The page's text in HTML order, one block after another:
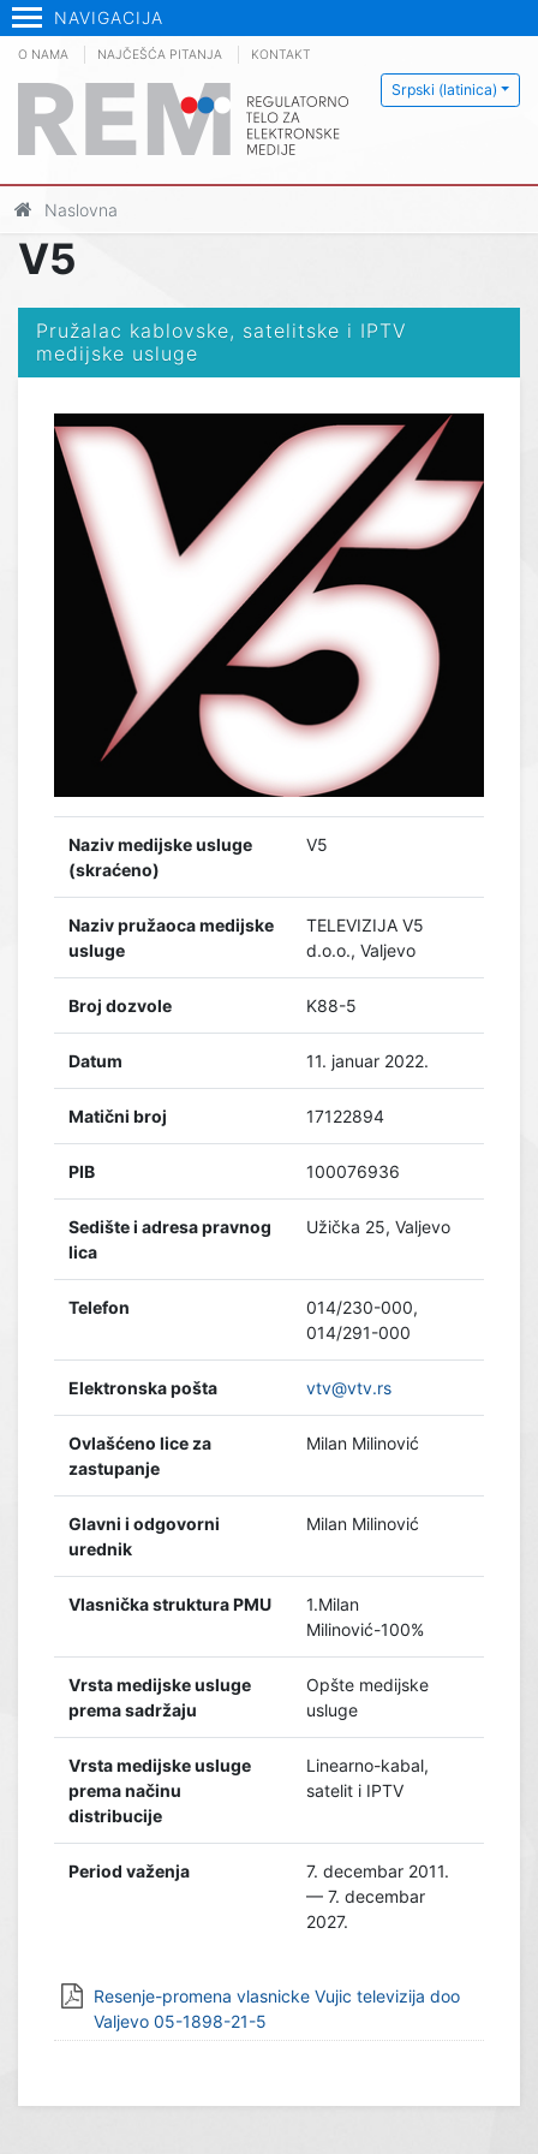
NAVIGACIJA
Srpski (latinica)
O NAMA NAJČEŠĆA PITANJA KONTAKT
Naslovna
V5
Pružalac kablovske, satelitske i IPTV
medijske usluge
Naziv medijske usluge
(skraćeno)
V5
Naziv pružaoca medijske
usluge
TELEVIZIJA V5
d.o.o., Valjevo
Broj dozvole K88-5
Datum 11. januar 2022.
Matični broj 17122894
PIB 100076936
Sedište i adresa pravnog
lica
Užička 25, Valjevo
Telefon
014/230-000,
014/291-000
Elektronska pošta vtv@vtv.rs
Ovlašćeno lice za
zastupanje
Milan Milinović
Glavni i odgovorni
urednik
Milan Milinović
Vlasnička struktura PMU
1.Milan
Milinović-100%
Vrsta medijske usluge
prema sadržaju
Opšte medijske
usluge
Vrsta medijske usluge
prema načinu
distribucije
Linearno-kabal,
satelit i IPTV
Period važenja
7. decembar 2011.
— 7. decembar
2027.
Resenje-promena vlasnicke Vujic televizija doo
Valjevo 05-1898-21-5